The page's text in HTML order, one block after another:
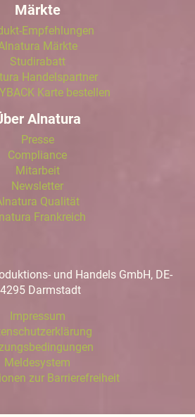
Märkte
Empfehlungen
Märkte
Studirabatt
Handelspartner
Karte bestellen
Alnatura
Presse
Compliance
Mitarbeit
Newsletter
Qualität
Frankreich
und Handels GmbH, DE-
Darmstadt
Impressum
Meldesystem
zur Barrierefreiheit